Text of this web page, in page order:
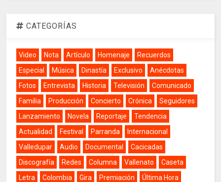
CATEGORÍAS
Video Nota Artículo Homenaje
Recuerdos
Especial
Música Dinastía Exclusivo
Anécdotas
Fotos
Entrevista Historia Televisión
Comunicado
Familia
Producción Concierto Crónica
Seguidores
Lanzamiento
Novela Reportaje
Tendencia
Actualidad
Festival Parranda
Internacional
Valledupar
Audio Documental
Cacicadas
Discografía
Redes Columna Vallenato
Caseta
Letra
Colombia Gira Premiación
Última Hora